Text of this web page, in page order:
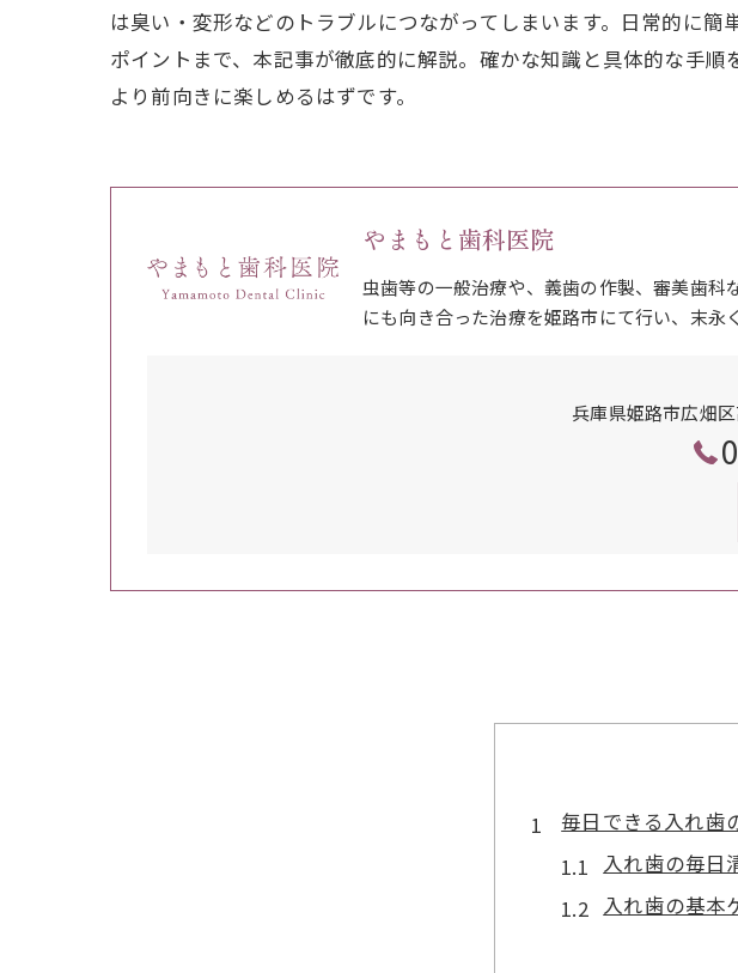
は臭い・変形などのトラブルにつながってしまいます。日常的に
ポイントまで、本記事が徹底的に解説。確かな知識と具体的な手
より前向きに楽しめるはずです。
やまもと歯科医院
虫歯等の一般治療や、義歯の作製、審美歯
にも向き合った治療を姫路市にて行い、末永
兵庫県姫路市広畑
毎日できる入れ歯
入れ歯の毎日
入れ歯の基本
入れ歯洗浄